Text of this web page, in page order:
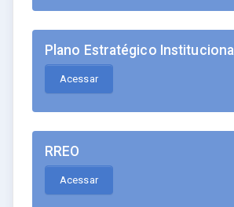
Plano Estratégico Institucional
Acessar
RREO
Acessar